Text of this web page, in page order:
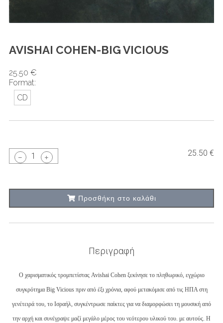
AVISHAI COHEN-BIG VICIOUS
25.50 €
Format:
CD
1 25.50 €
Προσθήκη στο καλάθι
Περιγραφή
Ο χαρισματικός τρομπετίστας Avishai Cohen ξεκίνησε το πληθωρικό, εγχώριο
συγκρότημα Big Vicious πριν από έξι χρόνια, αφού μετακόμισε από τις ΗΠΑ στη
γενέτειρά του, το Ισραήλ, συγκέντρωσε παίκτες για να διαμορφώσει τη μουσική από
την αρχή και συνέγραψε μαζί μεγάλο μέρος του νεότερου υλικού του. με αυτούς. Η